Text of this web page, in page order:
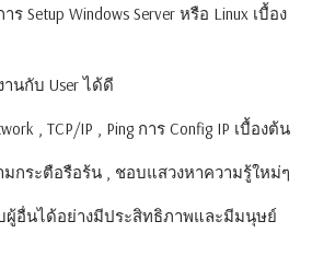
Setup Windows Server หรือ Linux เบื้อง
นกับ User ได้ดี
, TCP/IP , Ping การ Config IP เบื้องต้น
กระตือรือร้น , ชอบแสวงหาความรู้ใหม่ๆ
ผู้อื่นได้อย่างมีประสิทธิภาพและมีมนุษย์